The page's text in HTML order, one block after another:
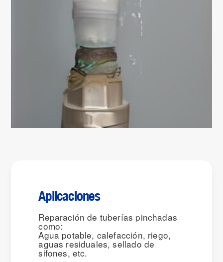
Aplicaciones
Reparación de tuberías pinchadas
como:
Agua potable, calefacción, riego,
aguas residuales, sellado de
sifones, etc.